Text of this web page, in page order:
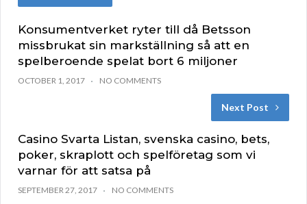
Konsumentverket ryter till då Betsson
missbrukat sin markställning så att en
spelberoende spelat bort 6 miljoner
OCTOBER 1, 2017 NO COMMENTS
Next Post
Casino Svarta Listan, svenska casino, bets,
poker, skraplott och spelföretag som vi
varnar för att satsa på
SEPTEMBER 27, 2017 NO COMMENTS